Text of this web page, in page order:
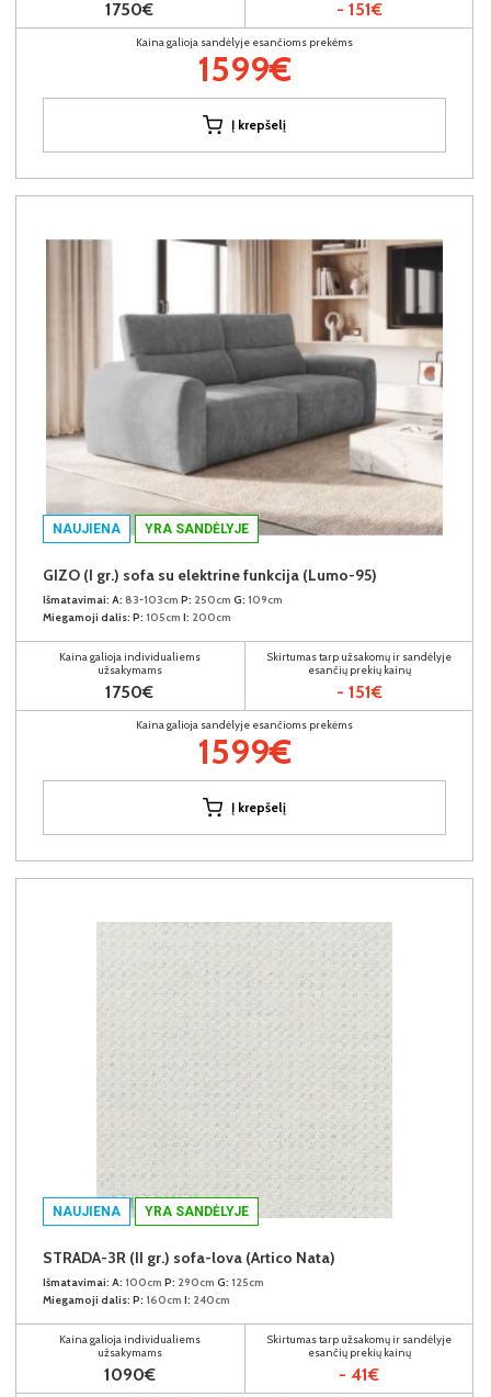
1750€ - 151€
Kaina galioja sandėlyje esančioms prekėms
1599€
Į krepšelį
NAUJIENA YRA SANDĖLYJE
GIZO (I gr.) sofa su elektrine funkcija (Lumo-95)
Išmatavimai: A: 83-103cm P: 250cm G: 109cm
Miegamoji dalis: P: 105cm I: 200cm
Kaina galioja individualiems
užsakymams
1750€
Skirtumas tarp užsakomų ir sandėlyje
esančių prekių kainų
- 151€
Kaina galioja sandėlyje esančioms prekėms
1599€
Į krepšelį
NAUJIENA YRA SANDĖLYJE
STRADA-3R (II gr.) sofa-lova (Artico Nata)
Išmatavimai: A: 100cm P: 290cm G: 125cm
Miegamoji dalis: P: 160cm I: 240cm
Kaina galioja individualiems
užsakymams
1090€
Skirtumas tarp užsakomų ir sandėlyje
esančių prekių kainų
- 41€